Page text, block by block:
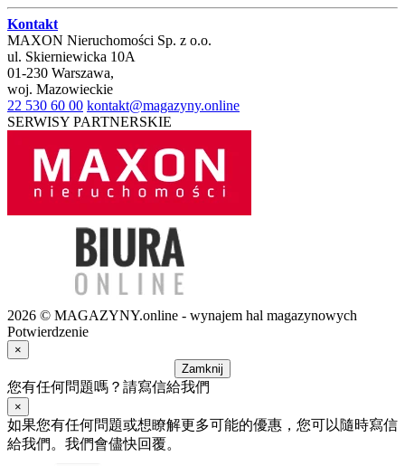
Kontakt
MAXON Nieruchomości Sp. z o.o.
ul. Skierniewicka 10A
01-230 Warszawa,
woj. Mazowieckie
22 530 60 00 kontakt@magazyny.online
SERWISY PARTNERSKIE
2026 © MAGAZYNY.online - wynajem hal magazynowych
Potwierdzenie
×
Zamknij
您有任何問題嗎？請寫信給我們
×
如果您有任何問題或想瞭解更多可能的優惠，您可以隨時寫信
給我們。我們會儘快回覆。